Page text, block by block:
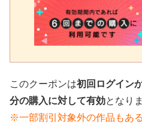
このクーポンは初回ログイン
分の購入に対して有効となり
※一部割引対象外の作品もあ